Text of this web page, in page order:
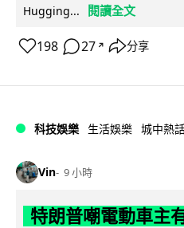
Hugging...
閱讀全文
198 27 ↗ 分享
科技娛樂 生活娛樂 城中熱
Vin 9 小時
特朗普嘲電動車主